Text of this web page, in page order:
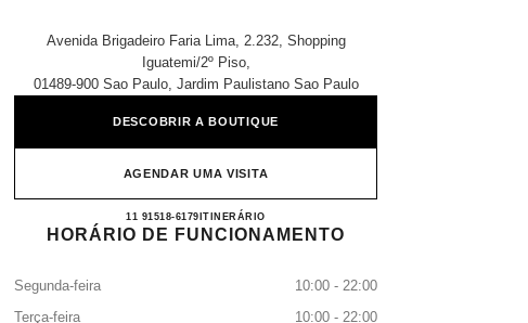
Avenida Brigadeiro Faria Lima, 2.232, Shopping
Iguatemi/2º Piso,
01489-900 Sao Paulo, Jardim Paulistano Sao Paulo
DESCOBRIR A BOUTIQUE
AGENDAR UMA VISITA
CONTACTAR
11 91518-6179 ITINERÁRIOCHANEL IGUATEMI
HORÁRIO DE FUNCIONAMENTO
Segunda-feira
10:00 - 22:00
Terça-feira
10:00 - 22:00